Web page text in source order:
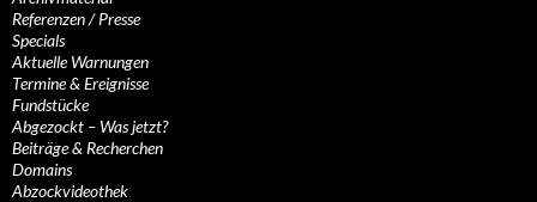
Referenzen / Presse
Specials
Aktuelle Warnungen
Termine & Ereignisse
Fundstücke
Abgezockt – Was jetzt?
Beiträge & Recherchen
Domains
Abzockvideothek